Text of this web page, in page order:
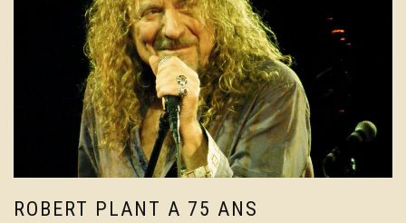
ROBERT PLANT A 75 ANS